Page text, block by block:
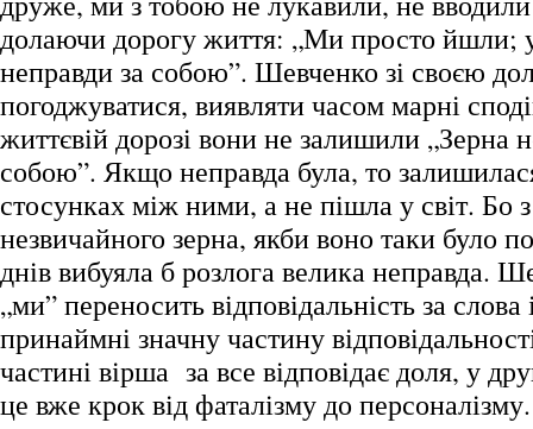
долаючи дорогу життя: „Ми просто йшли;
неправди за собою”. Шевченко зі своєю
погоджуватися, виявляти часом марні
життєвій дорозі вони не залишили „Зерна
собою”. Якщо неправда була, то
стосунках між ними, а не пішла у світ. Бо
незвичайного зерна, якби воно таки було
днів вибуяла б розлога велика неправда.
„ми” переносить відповідальність за
принаймні значну частину
частині вірша за все відповідає доля, у
це вже крок від фаталізму до персоналізму.